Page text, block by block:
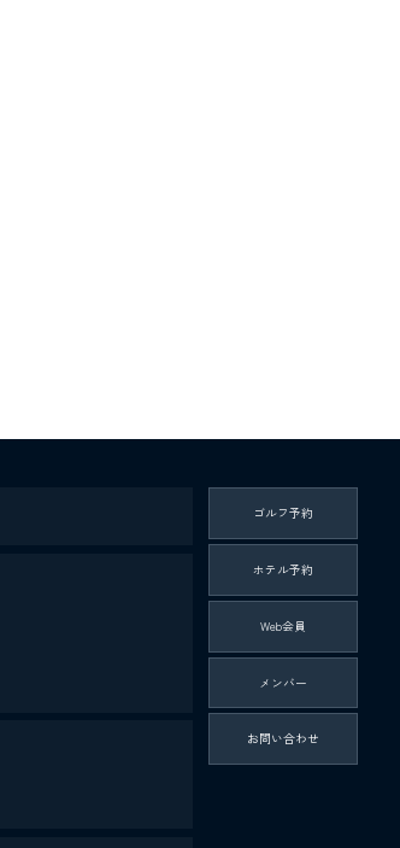
ゴルフ予約
ホテル予約
Web会員
メンバー
お問い合わせ